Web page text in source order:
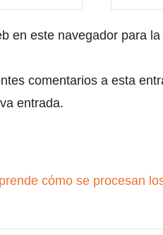
en este navegador para
comentarios a esta
entrada.
cómo se procesan